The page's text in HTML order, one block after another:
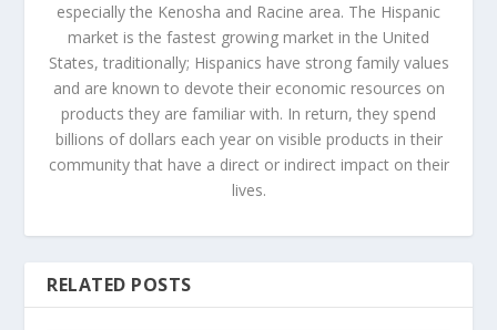
especially the Kenosha and Racine area. The Hispanic
market is the fastest growing market in the United
States, traditionally; Hispanics have strong family values
and are known to devote their economic resources on
products they are familiar with. In return, they spend
billions of dollars each year on visible products in their
community that have a direct or indirect impact on their
lives.
RELATED POSTS